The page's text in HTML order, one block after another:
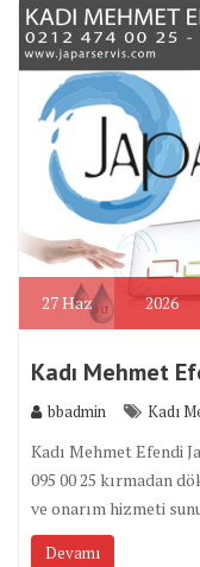
27Haz 2026
Kadı Mehmet
bbadmin Kadı
Kadı Mehmet Efendi
095 00 25 kırmadan
ve onarım hizmeti
Devamı